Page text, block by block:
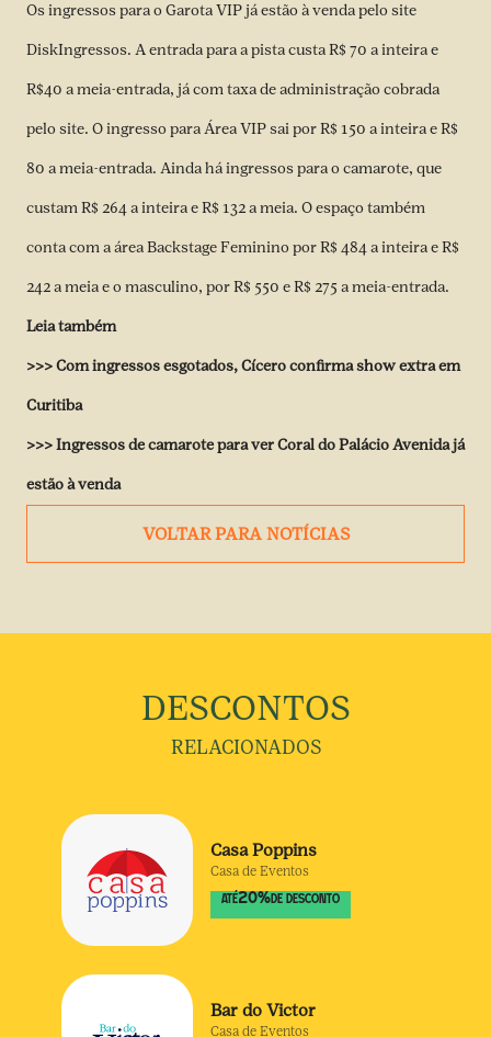
Os ingressos para o Garota VIP já estão à venda pelo site
DiskIngressos. A entrada para a pista custa R$ 70 a inteira e
R$40 a meia-entrada, já com taxa de administração cobrada
pelo site. O ingresso para Área VIP sai por R$ 150 a inteira e R$
80 a meia-entrada. Ainda há ingressos para o camarote, que
custam R$ 264 a inteira e R$ 132 a meia. O espaço também
conta com a área Backstage Feminino por R$ 484 a inteira e R$
242 a meia e o masculino, por R$ 550 e R$ 275 a meia-entrada.
Leia também
>>>Com ingressos esgotados, Cícero confirma show extra em
Curitiba
>>>Ingressos de camarote para ver Coral do Palácio Avenida já
estão à venda
VOLTAR PARA NOTÍCIAS
DESCONTOS
RELACIONADOS
Casa Poppins
Casa de Eventos
ATÉ20% DE DESCONTO
Bar do Victor
Casa de Eventos